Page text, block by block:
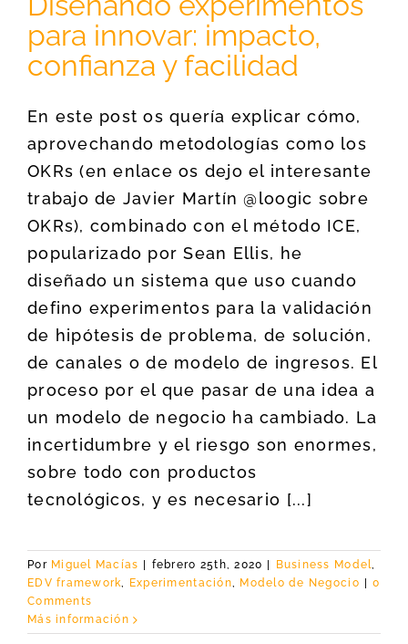
para innovar: impacto,
confianza y facilidad
En este post os quería explicar cómo,
aprovechando metodologías como los
OKRs (en enlace os dejo el interesante
trabajo de Javier Martín @loogic sobre
OKRs), combinado con el método ICE,
popularizado por Sean Ellis, he
diseñado un sistema que uso cuando
defino experimentos para la validación
de hipótesis de problema, de solución,
de canales o de modelo de ingresos. El
proceso por el que pasar de una idea a
un modelo de negocio ha cambiado. La
incertidumbre y el riesgo son enormes,
sobre todo con productos
tecnológicos, y es necesario [...]
Por Miguel Macías febrero 25th, 2020 Business Model,
EDV framework, Experimentación, Modelo de Negocio
0
Comments
Más información